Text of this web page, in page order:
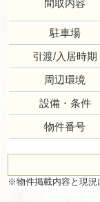
間取内容
駐車場
引渡/入居時期
周辺環境
設備・条件
物件番号
※物件掲載内容と現況